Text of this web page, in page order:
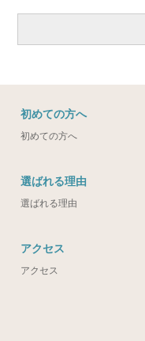
初めての方へ
初めての方へ
選ばれる理由
選ばれる理由
アクセス
アクセス